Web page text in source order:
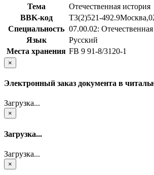
Тема
Отечественная история
BBK-код
Т3(2)521-
Специальность 07.00.02:
Язык
Русский
Места хранения FB 9 91-8/3120-1
×
Электронный заказ документа в
Загрузка...
×
Загрузка...
Загрузка...
×